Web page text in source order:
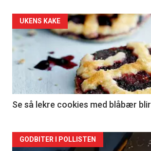
Forsiden
akkurat
nå
2
UKENS KAKE
Se så lekre cookies med blåbær blir
Forsiden
GODBITER I POLLISTEN